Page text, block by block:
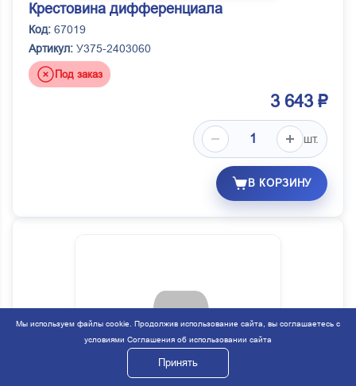
Крестовина дифференциала
Код: 67019
Артикул: У375-2403060
Под заказ
3 643 ₽
шт.
В КОРЗИНУ
Мы используем файлы cookie. Продолжив использование сайта, вы соглашаетесь с
условиями Соглашения об использовании сайта
Принять